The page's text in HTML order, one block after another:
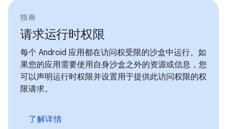
指南
请求运行时权限
每个 Android 应用都在访问权受限的沙盒中运行。如
果您的应用需要使用自身沙盒之外的资源或信息，您
可以声明运行时权限并设置用于提供此访问权限的权
限请求。
了解详情